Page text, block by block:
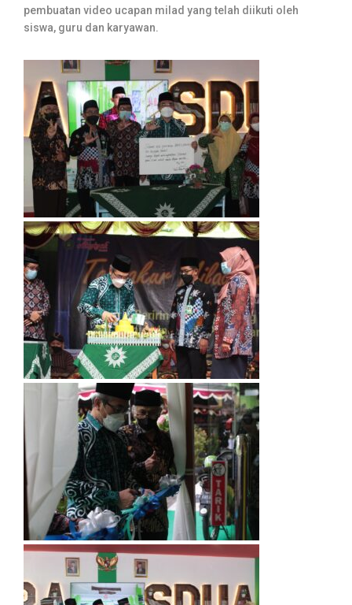
pembuatan video ucapan milad yang telah diikuti oleh
siswa, guru dan karyawan.